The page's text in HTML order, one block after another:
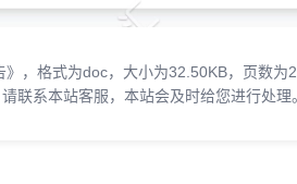
，格式为doc，大小为32.50KB，页数为
联系本站客服，本站会及时给您进行处理。